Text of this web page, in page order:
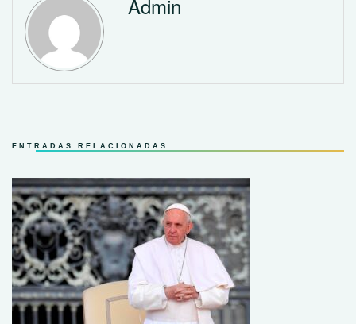
Admin
ENTRADAS RELACIONADAS